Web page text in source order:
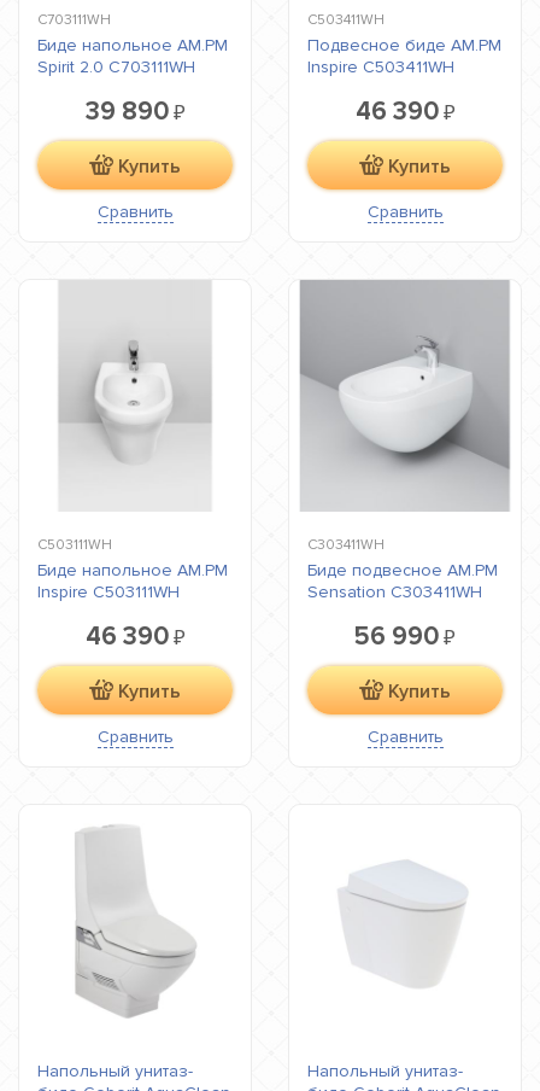
C703111WH
Биде напольное AM.PM
Spirit 2.0 C703111WH
39 890₽
Купить
Сравнить
C503411WH
Подвесное биде AM.PM
Inspire C503411WH
46 390₽
Купить
Сравнить
C503111WH
Биде напольное AM.PM
Inspire C503111WH
46 390₽
Купить
Сравнить
C303411WH
Биде подвесное AM.PM
Sensation C303411WH
56 990 ₽
Купить
Сравнить
Напольный унитаз-
Напольный унитаз-